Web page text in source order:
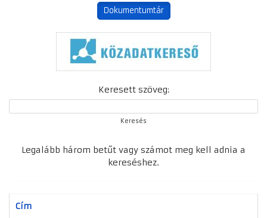
Dokumentumtár
Keresett szöveg:
Keresés
Legalább három betűt vagy számot meg kell adnia a
kereséshez.
Cím